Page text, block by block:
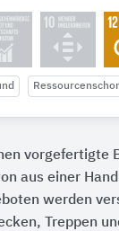
vorgefertigte
aus einer
werden
Treppen